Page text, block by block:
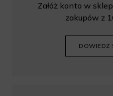
Załóż konto w
zakupów z
DOWIEDZ